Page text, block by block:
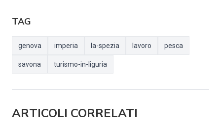
TAG
genova imperia la-spezia lavoro pesca
savona turismo-in-liguria
ARTICOLI CORRELATI